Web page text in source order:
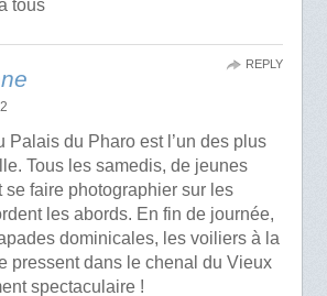
tous
Palais du Pharo est l’un des plus
Tous les samedis, de jeunes
se faire photographier sur les
les abords. En fin de journée,
dominicales, les voiliers à la
pressent dans le chenal du Vieux
spectaculaire !
REPLY